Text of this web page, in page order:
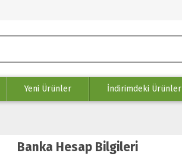
Yeni Ürünler İndirimdeki Ürünler
Banka Hesap Bilgileri